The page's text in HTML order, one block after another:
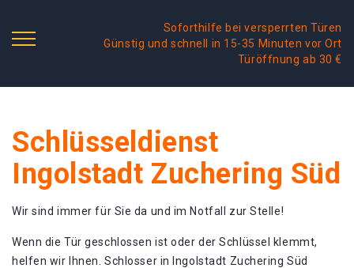
Soforthilfe bei versperrten Türen
Günstig und schnell in 15-35 Minuten vor Ort
Türöffnung ab 30 €
Schlüsseldienst
Ingolstadt Zuchering Süd
Wir sind immer für Sie da und im Notfall zur Stelle!
Wenn die Tür geschlossen ist oder der Schlüssel klemmt,
helfen wir Ihnen. Schlosser in Ingolstadt Zuchering Süd